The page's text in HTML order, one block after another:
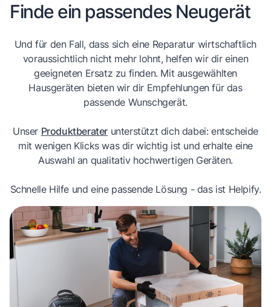
Finde ein passendes Neugerät
Und für den Fall, dass sich eine Reparatur wirtschaftlich
voraussichtlich nicht mehr lohnt, helfen wir dir einen
geeigneten Ersatz zu finden. Mit ausgewählten
Hausgeräten bieten wir dir Empfehlungen für das
passende Wunschgerät.
Unser Produktberater unterstützt dich dabei: entscheide
mit wenigen Klicks was dir wichtig ist und erhalte eine
Auswahl an qualitativ hochwertigen Geräten.
Schnelle Hilfe und eine passende Lösung - das ist Helpify.